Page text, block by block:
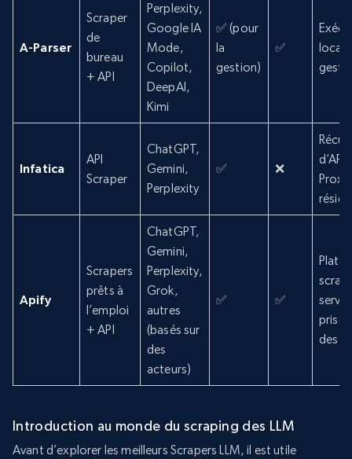
A-Parser
Scraper
de
bureau
+ API
Perplexity,
Google IA
Mode,
Copilot,
DeepAI,
Kimi
✅ (pour
la
gestion)
✅
Infatica
API
Scraper
ChatGPT,
Gemini,
Perplexity
✅ ❌
d’API
Apify
Scrapers
prêts à
l’emploi
+ API
ChatGPT,
Gemini,
Perplexity,
Grok,
autres
(basés sur
des
acteurs)
✅ ✅
prise
des
Introduction au monde du scraping des LLM
Avant d’explorer les meilleurs Scrapers LLM, il est utile